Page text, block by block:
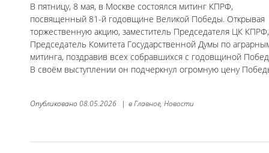
В пятницу, 8 мая, в Москве состоялся митинг КПРФ,
посвященный 81-й годовщине Великой Победы. Открывая
торжественную акцию, заместитель Председателя ЦК КПРФ,
Председатель Комитета Государственной Думы по
митинга, поздравив всех собравшихся с годовщиной
В своём выступлении он подчеркнул огромную цену
Опубликовано 08.05.2026 | вГлавное, Новости